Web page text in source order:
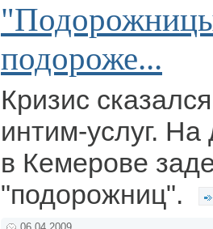
подороже...
Кризис
интим-услуг.
в Кемерове
"подорожниц".